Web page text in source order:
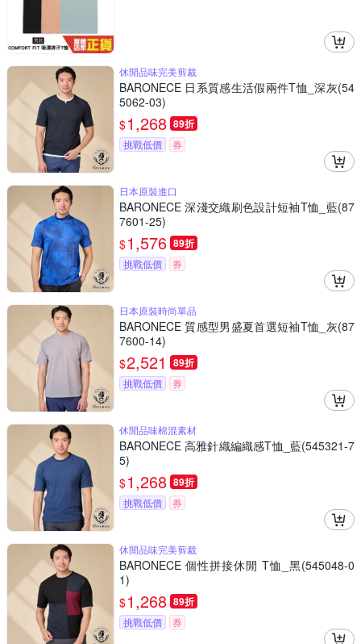
休閒品味完美剪裁
BARONECE 日系質感生活假兩件T恤_深灰(54
5062-03)
$1,268 89折
挑戰低價 券
日本原裝進口
BARONECE 深淺交織刷色設計短袖T恤_藍(87
7601-25)
$1,576 89折
挑戰低價 券
日本原裝時尚單品
BARONECE 質感型男盛夏首選短袖T恤_灰(87
7600-14)
$2,521 89折
挑戰低價 券
休閒品味棉混素材
BARONECE 高雅針織編織感T恤_藍(545321-7
5)
$1,268 89折
挑戰低價 券
休閒品味完美剪裁
BARONECE 個性拼接休閒 T恤_黑(545048-0
1)
$1,268 89折
挑戰低價 券